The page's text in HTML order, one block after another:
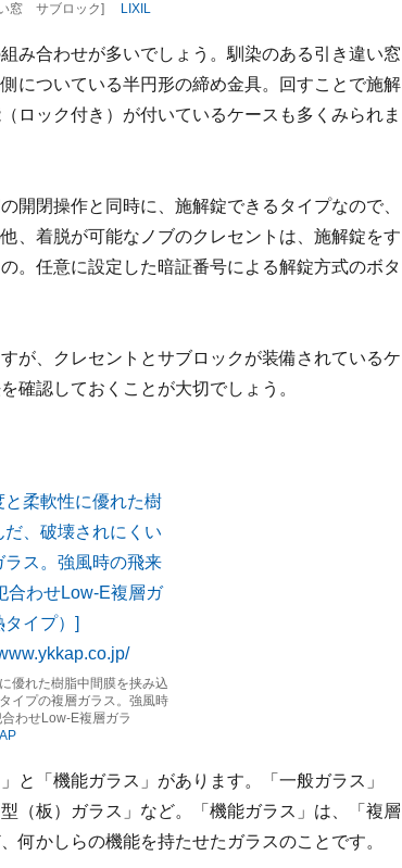
い窓 サブロック]
LIXIL
み合わせが多いでしょう。馴染のある引き違い窓
についている半円形の締め金具。回すことで施解
ロック付き）が付いているケースも多くみられま
開閉操作と同時に、施解錠できるタイプなので、
、着脱が可能なノブのクレセントは、施解錠をす
。任意に設定した暗証番号による解錠方式のボタ
が、クレセントとサブロックが装備されているケ
確認しておくことが大切でしょう。
優れた樹脂中間膜を挟み込
イプの複層ガラス。強風時
わせLow-E複層ガラ
と「機能ガラス」があります。「一般ガラス」
（板）ガラス」など。「機能ガラス」は、「複層
何かしらの機能を持たせたガラスのことです。